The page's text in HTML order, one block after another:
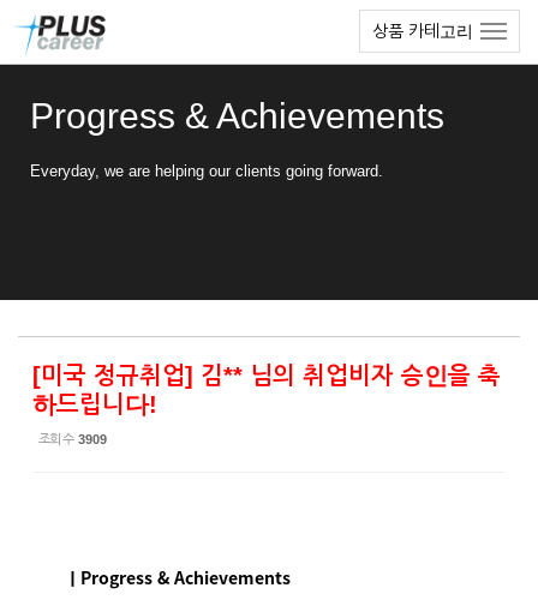
상품 카테고리
Progress & Achievements
Everyday, we are helping our clients going forward.
[미국 정규취업] 김** 님의 취업비자 승인을 축
하드립니다!
조회 수 3909
ㅣProgress & Achievements